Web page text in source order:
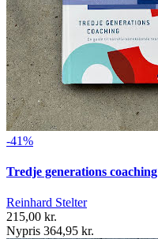
-41%
Tredje generations coaching
Reinhard Stelter
215,00 kr.
Nypris 364,95 kr.